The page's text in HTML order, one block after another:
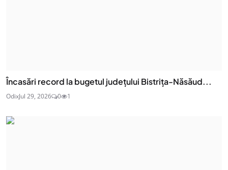
Încasări record la bugetul județului Bistrița-Năsăud...
OdixJul 29, 2026 0 1